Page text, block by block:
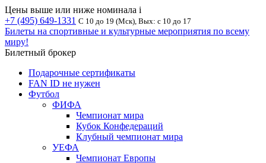
Цены выше или ниже номинала i
+7 (495) 649-1331 С 10 до 19 (Мск), Вых: с 10 до 17
Билеты на спортивные и культурные мероприятия по всему
миру!
Билетный брокер
Подарочные сертификаты
FAN ID не нужен
Футбол
ФИФА
Чемпионат мира
Кубок Конфедераций
Клубный чемпионат мира
УЕФА
Чемпионат Европы